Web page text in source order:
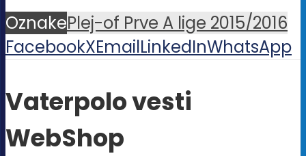
OznakePlej-of Prve A lige 2015/2016
FacebookXEmailLinkedInWhatsApp
Vaterpolo vesti
WebShop